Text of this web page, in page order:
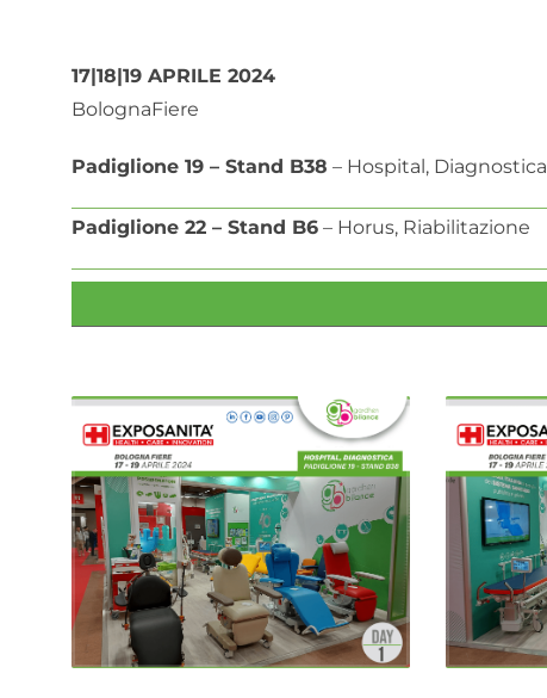
17|18|19 APRILE 2024
BolognaFiere
Padiglione 19 – Stand B38 – Hospital, Diagnostica
Padiglione 22 – Stand B6 – Horus, Riabilitazione